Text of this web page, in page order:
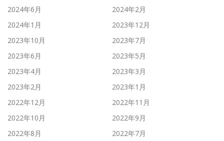
2024年6月
2024年2月
2024年1月
2023年12月
2023年10月
2023年7月
2023年6月
2023年5月
2023年4月
2023年3月
2023年2月
2023年1月
2022年12月
2022年11月
2022年10月
2022年9月
2022年8月
2022年7月